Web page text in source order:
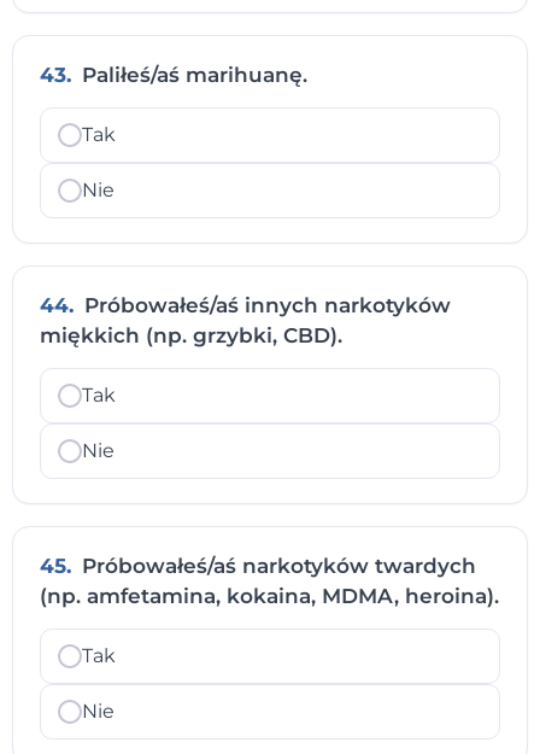
43. Paliłeś/aś marihuanę.
Tak
Nie
44. Próbowałeś/aś innych narkotyków
miękkich (np. grzybki, CBD).
Tak
Nie
45. Próbowałeś/aś narkotyków twardych
(np. amfetamina, kokaina, MDMA, heroina).
Tak
Nie